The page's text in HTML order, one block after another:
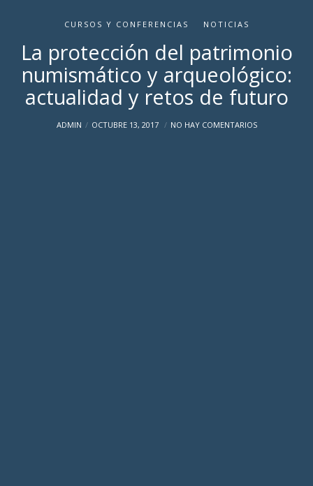
CURSOS Y CONFERENCIAS NOTICIAS
La protección del patrimonio
numismático y arqueológico:
actualidad y retos de futuro
ADMIN OCTUBRE 13, 2017 NO HAY COMENTARIOS